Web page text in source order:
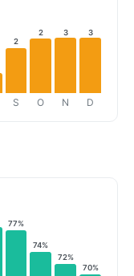
2
S
2
O
3
N
3
D
77%
74%
72%
70%